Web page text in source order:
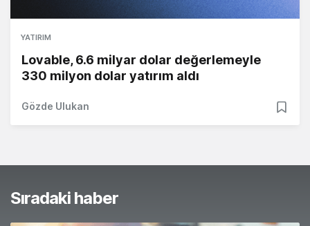
YATIRIM
Lovable, 6.6 milyar dolar değerlemeyle
330 milyon dolar yatırım aldı
Gözde Ulukan
Sıradaki haber